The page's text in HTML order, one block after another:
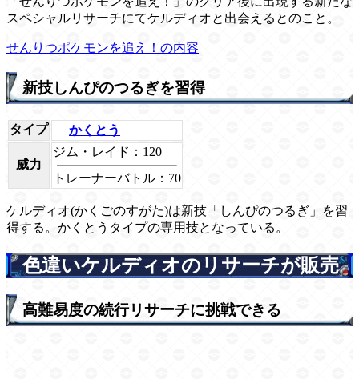
スペシャルリサーチにてケルディオと出会えるとのこと。
せんりつポケモンを追え！の内容
新技しんぴのつるぎを習得
タイプ かくとう
威力
ジム・レイド：120
トレーナーバトル：70
ケルディオ(かくごのすがた)は新技「しんぴのつるぎ」を習
得する。かくとうタイプの専用技となっている。
色違いケルディオのリサーチが販売
高難易度の続行リサーチに挑戦できる